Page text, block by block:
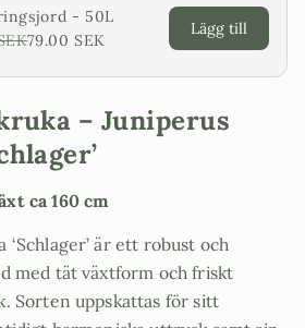
- 50L
79.00 SEK
Lägg till
– Juniperus
ca 160 cm
är ett robust och
med tät växtform och friskt
Sorten uppskattas för sitt